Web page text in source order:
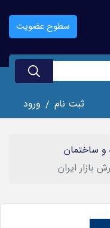
سطوح عضویت
ثبت نام / ورود
و ساختمان
بازار ایران